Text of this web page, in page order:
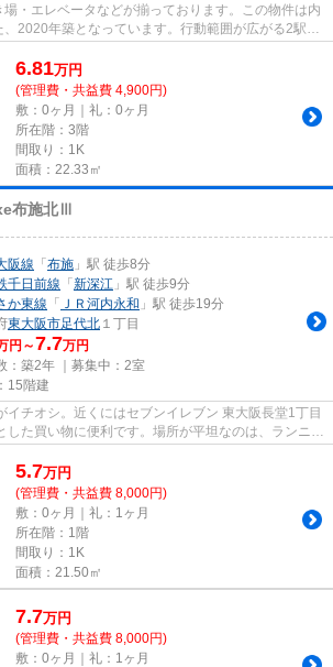
・エレベータなどが揃っております。この物件は内
2020年築となっています。行動範囲が広がる2駅利
り条...
6.81万円
(管理費・共益費 4,900円)
敷：0ヶ月｜礼：0ヶ月
所在階：3階
間取り：1K
面積：22.33㎡
布施北Ⅲ
阪線 「布施 」駅 徒歩8分
千日前線 「新深江 」駅 徒歩9分
か東線 「 ＪＲ河内永和 」駅 徒歩19分
東大阪市足代北 １丁目
円～7.7万円
：築2年 ｜募集中： 2室
15階建
イチオシ。近くにはセブンイレブン 東大阪長堂1丁目
した買い物に便利です。場所が平坦なのは、ランニン
ン...
5.7万円
(管理費・共益費 8,000円)
敷：0ヶ月｜礼：1ヶ月
所在階：1階
間取り：1K
面積：21.50㎡
7.7万円
(管理費・共益費 8,000円)
敷：0ヶ月｜礼：1ヶ月